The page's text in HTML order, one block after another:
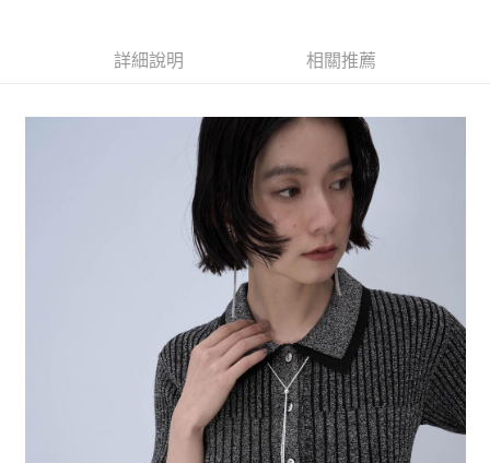
3.實際核准額度、可分期數及費用金額請依後續交易確認頁面所載為準。
4.訂單成立30分鐘內，如未前往確認交易或遇審核未通過，訂單將自動取
1.分期款項不併入電信帳單，「大哥付你分期」於每月結算日後寄送繳費提
2.透過簡訊連結打開帳單後，可選擇「超商條碼／台灣大直營門市／銀行轉
帳／街口支付／iPASS MONEY」等通路繳費。
1.本服務係由「台灣大哥大股份有限公司」（以下簡稱本公司）所提供，讓
用戶於交易時，得透過本服務購買商品或服務，並由商店將買賣／分期付款
買賣價金債權讓與本公司後，依約使用本公司帳單繳交帳款。
2.基於同意付款使用「大哥付你分期」之契約關係目的，商店將以您的個人
資料（包含姓名、電話或地址）提供予台灣大哥大進項蒐集、處理及利用，
由本公司與您本人進行分期帳單所需資料之確認、核對及更正。
3.完整用戶服務條款，請詳閱以下連結：https://oppay.tw/userRule
３．安心：先確認商品／服務後，再付款。
【「AFTEE先享後付」結帳流程】
１．於結帳方式選擇「AFTEE先享後付」後，將跳轉至「AFTEE先享後付」
結帳頁面，進行簡訊認證並確認金額後，即可完成結帳。
２．訂單成立數日內，您將收到繳費通知簡訊。
３．收到繳費通知簡訊後14天內，點擊此簡訊中的連結，可透過四大超商／
ATM／網路銀行／等多元方式進行付款，方視為交易完成。
※ 請注意：結帳手續完成當下不需立刻繳費，但若您需要取消訂單，請聯絡
購買商品的店家。未經商家同意取消之訂單仍視為有效，需透過AFTEE先享
※ 交易是否成功請以「AFTEE先享後付 」之結帳頁面顯示為準，若有關於
是否繳費成功／繳費後需取消欲退款等相關疑問，請聯繫「AFTEE先享後付
https://netprotections.freshdesk.com/support/home
１．透過由恩沛科技股份有限公司提供之「AFTEE先享後付」服務完成之交
易，需依本服務之必要範圍內提供個人資料，並將交易相關給付款項請求債
每筆NT$80，滿NT$1,500(含以上)免運費
每筆NT$80，滿NT$1,500(含以上)免運費
每筆NT$80，滿NT$1,500(含以上)免運費
每筆NT$80，滿NT$1,500(含以上)免運費
每筆NT$80，滿NT$1,500(含以上)免運費
詳細說明 相關推薦